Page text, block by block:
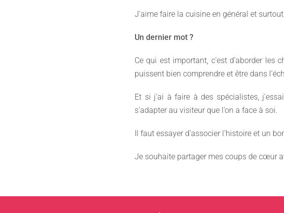
J'aime faire la cuisine en général et
Un dernier mot ?
Ce qui est important, c’est d’aborder les
puissent bien comprendre et être dans
Et si j’ai à faire à des spécialistes,
s’adapter au visiteur que l’on a face à soi.
Il faut essayer d’associer l’histoire et un
Je souhaite partager mes coups de cœur